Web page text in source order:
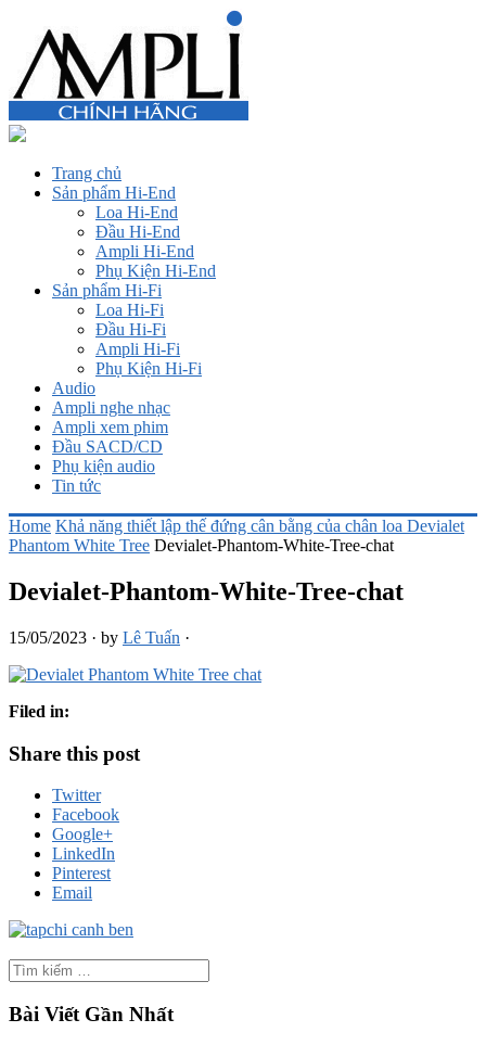
Trang chủ
Sản phẩm Hi-End
Loa Hi-End
Đầu Hi-End
Ampli Hi-End
Phụ Kiện Hi-End
Sản phẩm Hi-Fi
Loa Hi-Fi
Đầu Hi-Fi
Ampli Hi-Fi
Phụ Kiện Hi-Fi
Audio
Ampli nghe nhạc
Ampli xem phim
Đầu SACD/CD
Phụ kiện audio
Tin tức
Home Khả năng thiết lập thế đứng cân bằng của chân loa Devialet
Phantom White Tree Devialet-Phantom-White-Tree-chat
Devialet-Phantom-White-Tree-chat
15/05/2023 · by Lê Tuấn ·
Filed in:
Share this post
Twitter
Facebook
Google+
LinkedIn
Pinterest
Email
Bài Viết Gần Nhất